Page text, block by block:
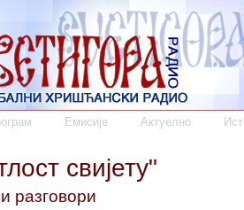
Емисије Актуелно
свијету"
разговори